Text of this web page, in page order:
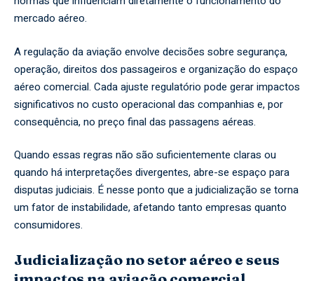
mercado aéreo.
A regulação da aviação envolve decisões sobre segurança,
operação, direitos dos passageiros e organização do espaço
aéreo comercial. Cada ajuste regulatório pode gerar impactos
significativos no custo operacional das companhias e, por
consequência, no preço final das passagens aéreas.
Quando essas regras não são suficientemente claras ou
quando há interpretações divergentes, abre-se espaço para
disputas judiciais. É nesse ponto que a judicialização se torna
um fator de instabilidade, afetando tanto empresas quanto
consumidores.
Judicialização no setor aéreo e seus